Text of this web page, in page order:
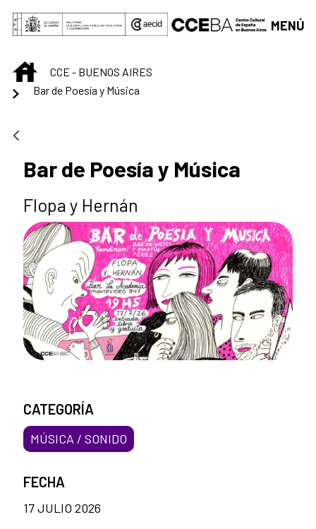
Saltar al contenido principal
MENÚ
INICIOCCE - BUENOS AIRES
Bar de Poesía y Música
Bar de Poesía y Música
Flopa y Hernán
CATEGORÍA
MÚSICA / SONIDO
FECHA
17 JULIO 2026